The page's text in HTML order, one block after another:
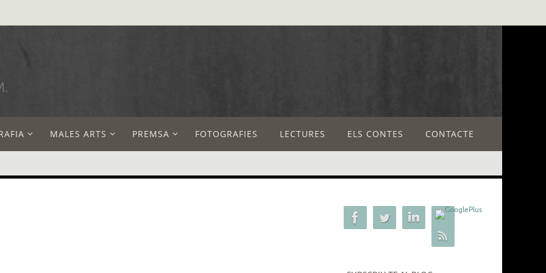
MALES ARTS PREMSA FOTOGRAFIES LECTURES ELS CONTES CONTACTE